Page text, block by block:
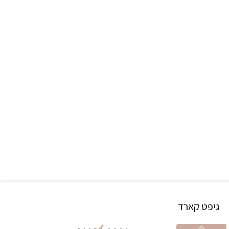
גיפט קארד